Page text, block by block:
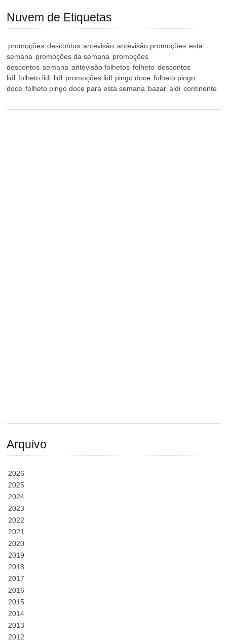
Nuvem de Etiquetas
promoções descontos antevisão antevisão promoções esta
semana promoções da semana promoções
descontos semana antevisão folhetos folheto descontos
lidl folheto lidl lidl promoções lidl pingo doce folheto pingo
doce folheto pingo doce para esta semana bazar aldi continente
Arquivo
2026
2025
2024
2023
2022
2021
2020
2019
2018
2017
2016
2015
2014
2013
2012